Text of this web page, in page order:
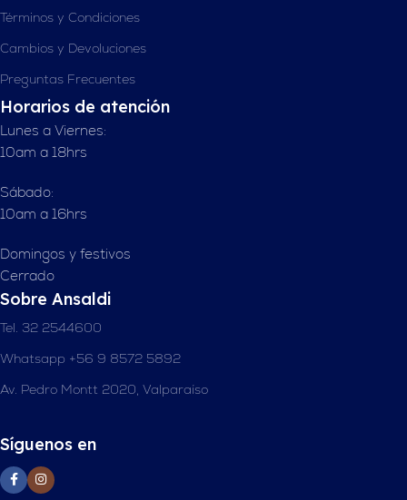
Términos y Condiciones
Cambios y Devoluciones
Preguntas Frecuentes
Horarios de atención
Lunes a Viernes:
10am a 18hrs
Sábado:
10am a 16hrs
Domingos y festivos
Cerrado
Sobre Ansaldi
Tel. 32 2544600
Whatsapp +56 9 8572 5892
Av. Pedro Montt 2020, Valparaíso
Síguenos en